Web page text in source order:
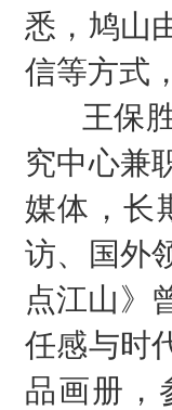
悉，鸠山
信等方式
王保胜
究中心兼
媒体，长
访、国外
点江山》
任感与时
品画册，